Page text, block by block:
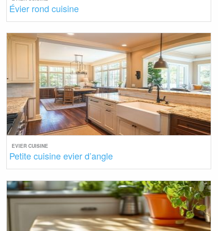
Évier rond cuisine
EVIER CUISINE
Petite cuisine evier d’angle